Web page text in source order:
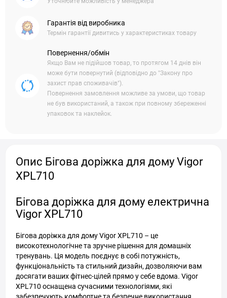
Гарантія від виробника
Термін гарантії дивитись у характеристиках товару
Повернення/обмін
Якщо Вам не підійшов товар, то протягом 14 днів він
може бути повернутий (відповідно до "Закону про
захист прав споживачів").
Повернення замовлення можливе за умови, що товар
не був використаний, а також при повному збереженні
упаковок та наклейок.
Опис Бігова доріжка для дому Vigor
XPL710
Бігова доріжка для дому електрична
Vigor XPL710
Бігова доріжка для дому Vigor XPL710 – це
високотехнологічне та зручне рішення для домашніх
тренувань. Ця модель поєднує в собі потужність,
функціональність та стильний дизайн, дозволяючи вам
досягати ваших фітнес-цілей прямо у себе вдома. Vigor
XPL710 оснащена сучасними технологіями, які